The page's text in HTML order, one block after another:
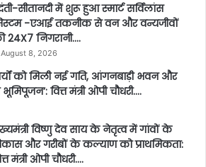
सीतानदी में शुरू हुआ स्मार्ट सर्विलांस
-एआई तकनीक से वन और वन्यजीवों
24X7 निगरानी….
August 8, 2026
को मिली नई गति, आंगनबाड़ी भवन और
वित्त मंत्री ओपी चौधरी….
विष्णु देव साय के नेतृत्व में गांवों के
और गरीबों के कल्याण को प्राथमिकता:
मंत्री ओपी चौधरी….